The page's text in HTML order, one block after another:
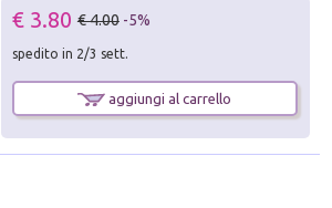
€ 3.80 € 4.00 -5%
spedito in 2/3 sett.
aggiungi al carrello